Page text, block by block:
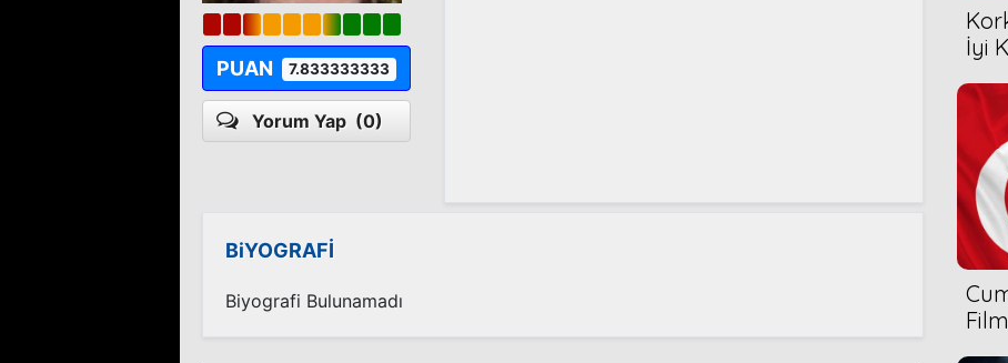
PUAN 7.833333333
Yorum Yap (0)
BiYOGRAFİ
Biyografi Bulunamadı
İyi